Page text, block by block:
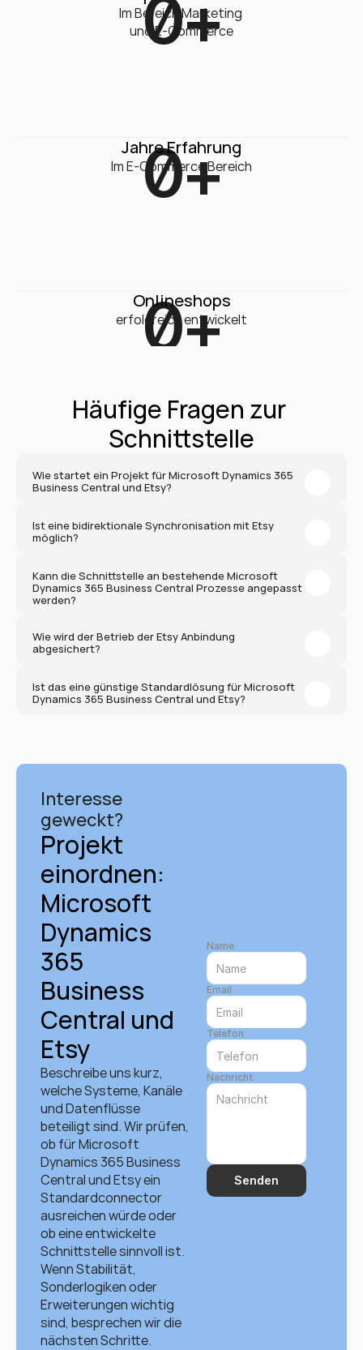
0+
Im Bereich Marketing
und E-Commerce
0+
Jahre Erfahrung
Im E-Commerce Bereich
0+
Onlineshops
erfolgreich entwickelt
Häufige Fragen zur
Schnittstelle
Wie startet ein Projekt für Microsoft Dynamics 365
Business Central und Etsy?
Ist eine bidirektionale Synchronisation mit Etsy
möglich?
Kann die Schnittstelle an bestehende Microsoft
Dynamics 365 Business Central Prozesse angepasst
werden?
Wie wird der Betrieb der Etsy Anbindung
abgesichert?
Ist das eine günstige Standardlösung für Microsoft
Dynamics 365 Business Central und Etsy?
Interesse
geweckt?
Projekt
einordnen:
Microsoft
Dynamics
365
Business
Central und
Etsy
Beschreibe uns kurz,
welche Systeme, Kanäle
und Datenflüsse
beteiligt sind. Wir prüfen,
ob für Microsoft
Dynamics 365 Business
Central und Etsy ein
Standardconnector
ausreichen würde oder
ob eine entwickelte
Schnittstelle sinnvoll ist.
Wenn Stabilität,
Sonderlogiken oder
Erweiterungen wichtig
sind, besprechen wir die
nächsten Schritte.
Name
Email
Telefon
Nachricht
Senden